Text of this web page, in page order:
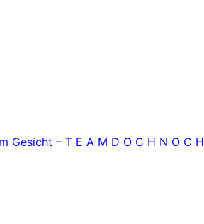
Gesicht – T E A M D O C H N O C